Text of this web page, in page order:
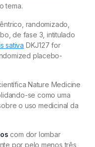
tema.
randomizado,
de fase 3, intitulado
sativa DKJ127 for
placebo-
Nature Medicine
se como uma
o uso medicinal da
com dor lombar
por pelo menos três